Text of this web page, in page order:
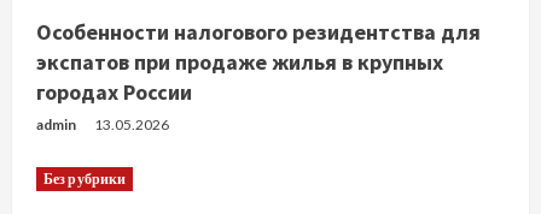
Особенности налогового резидентства для
экспатов при продаже жилья в крупных
городах России
admin 13.05.2026
Без рубрики